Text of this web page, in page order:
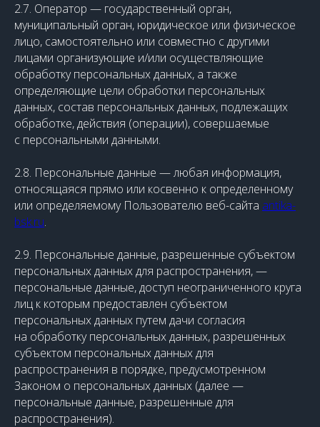
2.7. Оператор — государственный орган,
муниципальный орган, юридическое или физическое
лицо, самостоятельно или совместно с другими
лицами организующие и/или осуществляющие
обработку персональных данных, а также
определяющие цели обработки персональных
данных, состав персональных данных, подлежащих
обработке, действия (операции), совершаемые
с персональными данными.
2.8. Персональные данные — любая информация,
относящаяся прямо или косвенно к определенному
или определяемому Пользователю веб-сайта antika-
bsk.ru.
2.9. Персональные данные, разрешенные субъектом
персональных данных для распространения, —
персональные данные, доступ неограниченного круга
лиц к которым предоставлен субъектом
персональных данных путем дачи согласия
на обработку персональных данных, разрешенных
субъектом персональных данных для
распространения в порядке, предусмотренном
Законом о персональных данных (далее —
персональные данные, разрешенные для
распространения).